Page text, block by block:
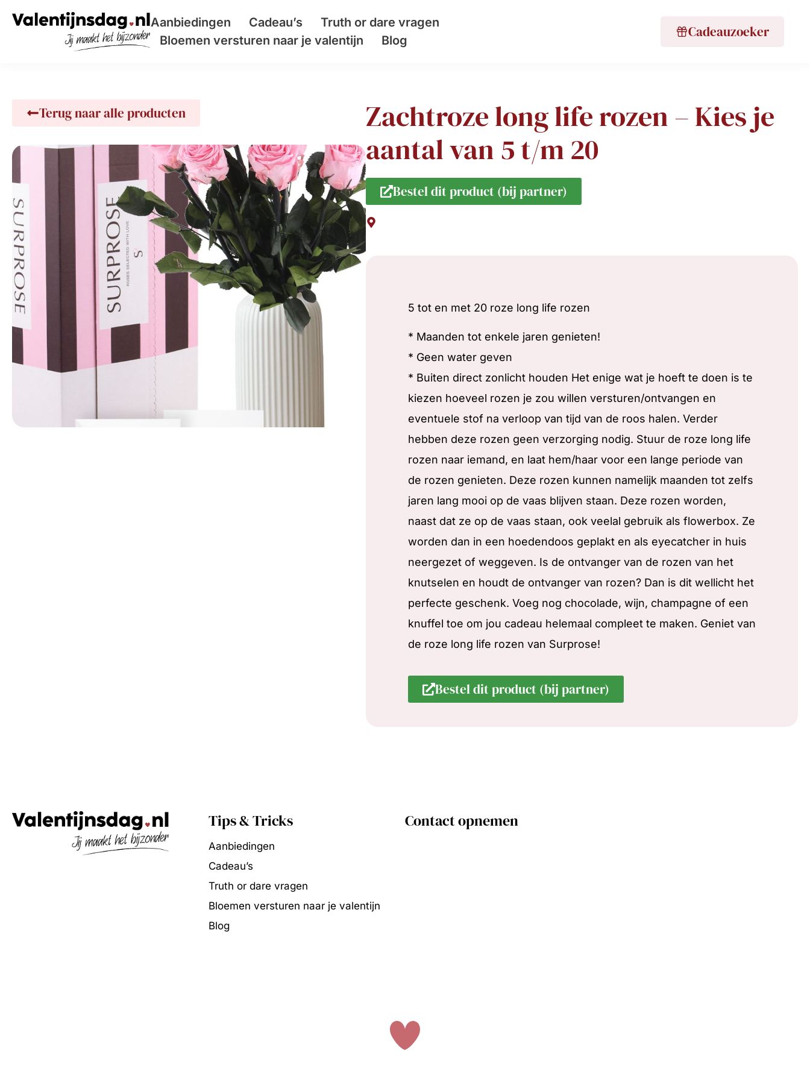
Aanbiedingen Cadeau’s
Truth or dare vragen
Bloemen versturen naar je valentijn
Blog
Cadeauzoeker
Terug naar alle producten
Zachtroze long life rozen – Kies je
aantal van 5 t/m 20
Bestel dit product (bij partner)
5 tot en met 20 roze long life rozen
* Maanden tot enkele jaren genieten!
* Geen water geven
* Buiten direct zonlicht houden Het enige wat je hoeft te doen is te
kiezen hoeveel rozen je zou willen versturen/ontvangen en
eventuele stof na verloop van tijd van de roos halen. Verder
hebben deze rozen geen verzorging nodig. Stuur de roze long life
rozen naar iemand, en laat hem/haar voor een lange periode van
de rozen genieten. Deze rozen kunnen namelijk maanden tot zelfs
jaren lang mooi op de vaas blijven staan. Deze rozen worden,
naast dat ze op de vaas staan, ook veelal gebruik als flowerbox. Ze
worden dan in een hoedendoos geplakt en als eyecatcher in huis
neergezet of weggeven. Is de ontvanger van de rozen van het
knutselen en houdt de ontvanger van rozen? Dan is dit wellicht het
perfecte geschenk. Voeg nog chocolade, wijn, champagne of een
knuffel toe om jou cadeau helemaal compleet te maken. Geniet van
de roze long life rozen van Surprose!
Bestel dit product (bij partner)
Tips & Tricks
Aanbiedingen
Cadeau’s
Truth or dare vragen
Bloemen versturen naar je valentijn
Blog
Contact opnemen